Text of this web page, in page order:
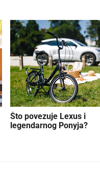
Što povezuje Lexus i
legendarnog Ponyja?